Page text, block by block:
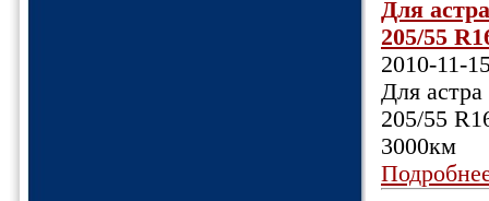
Для
205/55
2010-11-
Для
205/55
3000км